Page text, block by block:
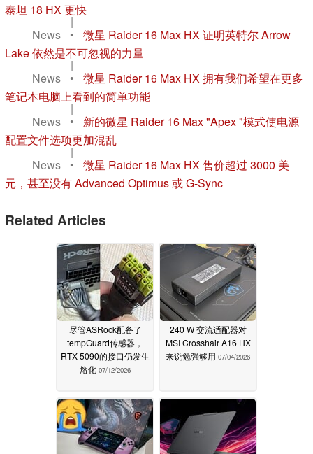
泰坦 18 HX 更快
|
News
•
微星 Raider 16 Max HX 证明英特尔 Arrow
Lake 依然是不可忽视的力量
|
News
•
微星 Raider 16 Max HX 拥有我们希望在更多
笔记本电脑上看到的简单功能
|
News
•
新的微星 Raider 16 Max "Apex "模式使电源
配置文件选项更加混乱
|
News
•
微星 Raider 16 Max HX 售价超过 3000 美
元，甚至没有 Advanced Optimus 或 G-Sync
Related Articles
尽管ASRock配备了
tempGuard传感器，
RTX 5090的接口仍发生
熔化 07/12/2026
240 W 交流适配器对
MSI Crosshair A16 HX
来说勉强够用 07/04/2026